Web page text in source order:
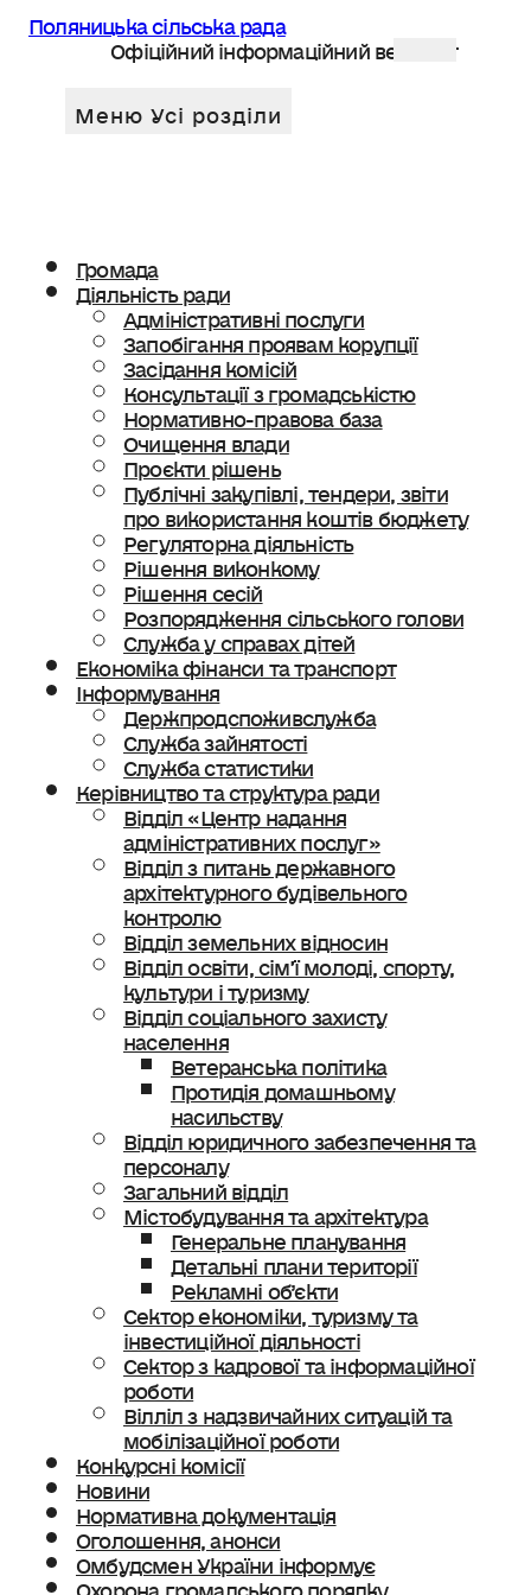
Поляницька сільська рада
Офіційний інформаційний веб сайт
Громада
Діяльність ради
Адміністративні послуги
Запобігання проявам корупції
Засідання комісій
Консультації з громадськістю
Нормативно-правова база
Очищення влади
Проєкти рішень
Публічні закупівлі, тендери, звіти
про використання коштів бюджету
Регуляторна діяльність
Рішення виконкому
Рішення сесій
Розпорядження сільського голови
Служба у справах дітей
Економіка фінанси та транспорт
Інформування
Держпродспоживслужба
Служба зайнятості
Служба статистики
Керівництво та структура ради
Відділ «Центр надання
адміністративних послуг»
Відділ з питань державного
архітектурного будівельного
контролю
Відділ земельних відносин
Відділ освіти, сімʼї молоді, спорту,
культури і туризму
Відділ соціального захисту
населення
Ветеранська політика
Протидія домашньому
насильству
Відділ юридичного забезпечення та
персоналу
Загальний відділ
Містобудування та архітектура
Генеральне планування
Детальні плани території
Рекламні об’єкти
Сектор економіки, туризму та
інвестиційної діяльності
Сектор з кадрової та інформаційної
роботи
Вілліл з надзвичайних ситуацій та
мобілізаційної роботи
Конкурсні комісії
Новини
Нормативна документація
Оголошення, анонси
Омбудсмен України інформує
Охорона громадського порядку